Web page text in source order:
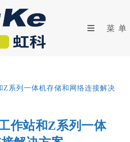
菜单
作站和Z系列一体